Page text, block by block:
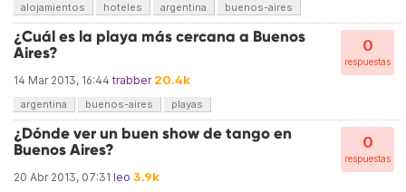
alojamientos hoteles argentina buenos-aires
0
respuestas
¿Cuál es la playa más cercana a Buenos
Aires?
14 Mar 2013, 16:44 trabber 20.4k
argentina buenos-aires playas
0
respuestas
¿Dónde ver un buen show de tango en
Buenos Aires?
20 Abr 2013, 07:31 leo 3.9k